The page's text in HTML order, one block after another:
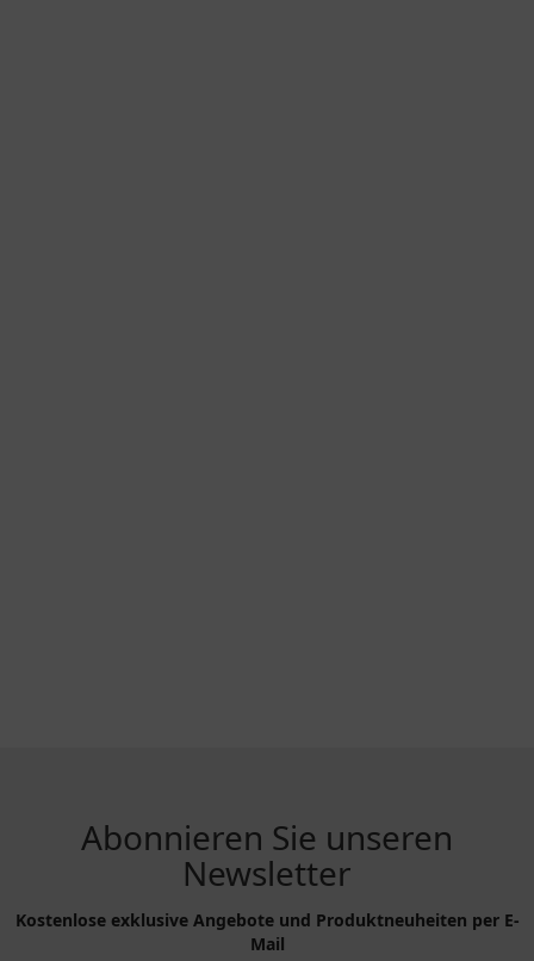
Abonnieren Sie unseren
Newsletter
Kostenlose exklusive Angebote und Produktneuheiten per E-
Mail